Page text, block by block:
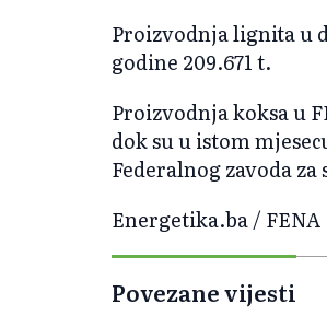
Proizvodnja lignita u
godine 209.671 t.
Proizvodnja koksa u
dok su u istom
Federalnog zavoda
Energetika.ba / FENA
Povezane vijesti